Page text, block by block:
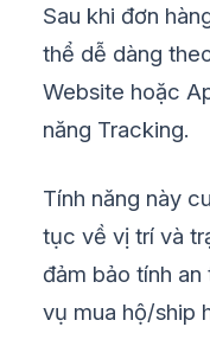
Sau khi đơn
thể dễ dàng
Website hoặc
năng Tracking.
Tính năng này
tục về vị trí và
đảm bảo tính
vụ mua hộ/ship